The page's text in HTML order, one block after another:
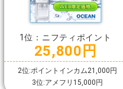
1位：ニフティポイント
25,800円
2位:ポイントインカム21,000円
3位:アメフリ15,000円